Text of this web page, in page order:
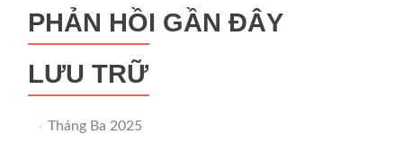
PHẢN HỒI GẦN ĐÂY
LƯU TRỮ
Tháng Ba 2025